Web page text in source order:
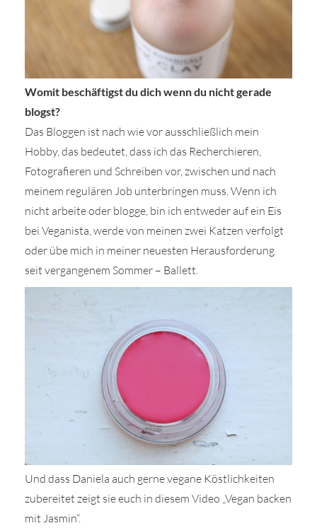
Womit beschäftigst du dich wenn du nicht gerade
blogst?
Das Bloggen ist nach wie vor ausschließlich mein
Hobby, das bedeutet, dass ich das Recherchieren,
Fotografieren und Schreiben vor, zwischen und nach
meinem regulären Job unterbringen muss. Wenn ich
nicht arbeite oder blogge, bin ich entweder auf ein Eis
bei Veganista, werde von meinen zwei Katzen verfolgt
oder übe mich in meiner neuesten Herausforderung
seit vergangenem Sommer – Ballett.
Und dass Daniela auch gerne vegane Köstlichkeiten
zubereitet zeigt sie euch in diesem Video „Vegan backen
mit Jasmin“.